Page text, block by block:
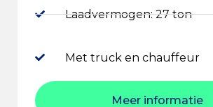
Laadvermogen: 27 ton
Met truck en chauffeur
Meer informatie